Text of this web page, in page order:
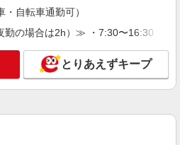
円〜2125円 ＜日払い有/週払い有/交
(ガソリン代含む)＞
詳細を見る
自転車通勤可）
勤の場合は2h）≫ ・7:30〜16:30 ・
とりあえずキープ